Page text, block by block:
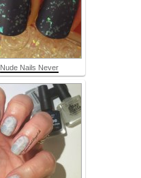
Nude Nails Never